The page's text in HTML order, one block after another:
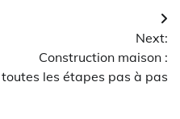
Next:
Construction maison :
toutes les étapes pas à pas